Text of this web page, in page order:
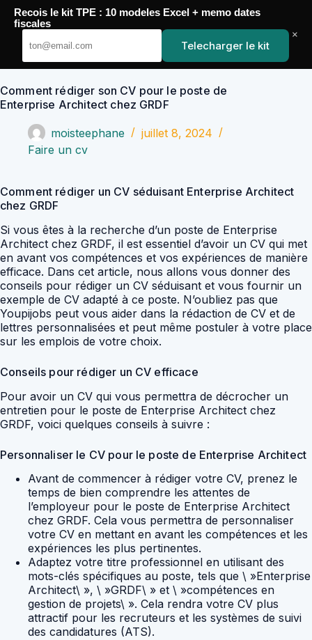
Passer
contenu
YoupiJobs
Comment rédiger son CV pour le poste de
Enterprise Architect chez GRDF
moisteephane
juillet 8, 2024
Faire un cv
Comment rédiger un CV séduisant Enterprise Architect
chez GRDF
Si vous êtes à la recherche d’un poste de Enterprise
Architect chez GRDF, il est essentiel d’avoir un CV qui met
en avant vos compétences et vos expériences de manière
efficace. Dans cet article, nous allons vous donner des
conseils pour rédiger un CV séduisant et vous fournir un
exemple de CV adapté à ce poste. N’oubliez pas que
Youpijobs peut vous aider dans la rédaction de CV et de
lettres personnalisées et peut même postuler à votre place
sur les emplois de votre choix.
Conseils pour rédiger un CV efficace
Pour avoir un CV qui vous permettra de décrocher un
entretien pour le poste de Enterprise Architect chez
GRDF, voici quelques conseils à suivre :
Personnaliser le CV pour le poste de Enterprise Architect
Avant de commencer à rédiger votre CV, prenez le
temps de bien comprendre les attentes de
l’employeur pour le poste de Enterprise Architect
chez GRDF. Cela vous permettra de personnaliser
votre CV en mettant en avant les compétences et les
expériences les plus pertinentes.
Adaptez votre titre professionnel en utilisant des
mots-clés spécifiques au poste, tels que \ »Enterprise
Architect\ », \ »GRDF\ » et \ »compétences en
gestion de projets\ ». Cela rendra votre CV plus
attractif pour les recruteurs et les systèmes de suivi
des candidatures (ATS).
Recois le kit TPE : 10 modeles Excel + memo dates
fiscales
Telecharger le kit
×